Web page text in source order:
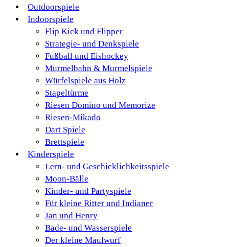
Outdoorspiele
Indoorspiele
Flip Kick und Flipper
Strategie- und Denkspiele
Fußball und Eishockey
Murmelbahn & Murmelspiele
Würfelspiele aus Holz
Stapeltürme
Riesen Domino und Memorize
Riesen-Mikado
Dart Spiele
Brettspiele
Kinderspiele
Lern- und Geschicklichkeitsspiele
Moon-Bälle
Kinder- und Partyspiele
Für kleine Ritter und Indianer
Jan und Henry
Bade- und Wasserspiele
Der kleine Maulwurf